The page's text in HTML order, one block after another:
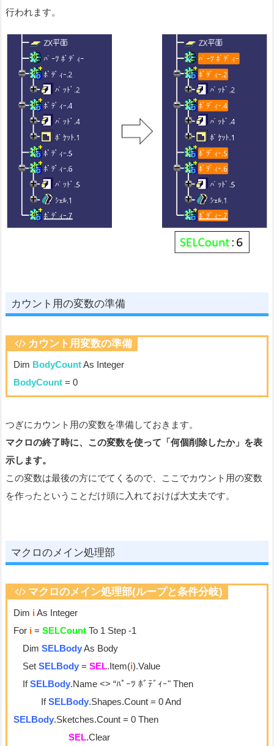
んですね
行われます。
カウント用の変数の準備
カウント用変数の準備
Dim BodyCountAs Integer
BodyCount = 0
つぎにカウント用の変数を準備しておきます。
マクロの終了時に、この変数を使って「何個削除したか」を表
示します。
この変数は最後の方にでてくるので、ここでカウント用の変数
を作ったということだけ頭に入れておけば大丈夫です。
マクロのメイン処理部
マクロのメイン処理部(ループと条件分岐)
Dim iAs Integer
For i = SELCount To 1 Step -1
Dim SELBodyAs Body
Set SELBody = SEL.Item(i).Value
IfSELBody.Name <> “ﾊﾟｰﾂ ﾎﾞﾃﾞｨｰ" Then
IfSELBody.Shapes.Count = 0 And
SELBody.Sketches.Count = 0 Then
SEL.Clear